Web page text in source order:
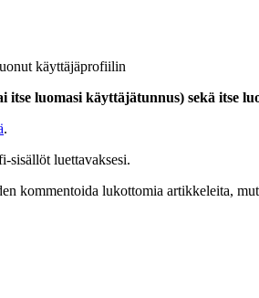
käyttäjäprofiilin
luomasi käyttäjätunnus) sekä itse
.
sisällöt luettavaksesi.
kommentoida lukottomia artikkeleita,